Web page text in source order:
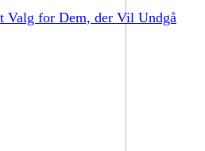
for Dem, der Vil Undgå